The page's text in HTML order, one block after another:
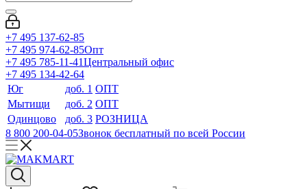
+7 495 137-62-85
+7 495 974-62-85Опт
+7 495 785-11-41Центральный офис
+7 495 134-42-64
Юг
доб. 1 ОПТ
Мытищи
доб. 2 ОПТ
Одинцово
доб. 3 РОЗНИЦА
8 800 200-04-05Звонок бесплатный по всей России